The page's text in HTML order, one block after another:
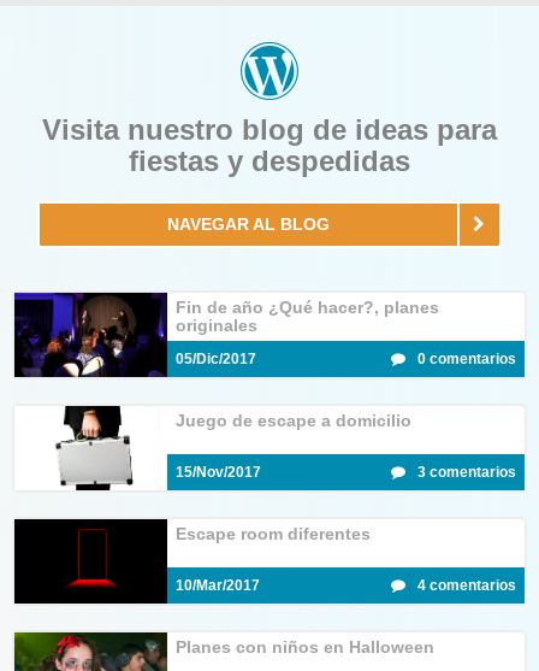
Visita nuestro blog de ideas para
fiestas y despedidas
NAVEGAR AL BLOG
Fin de año ¿Qué hacer?, planes
originales
05/Dic/2017 0 comentarios
Juego de escape a domicilio
15/Nov/2017 3 comentarios
Escape room diferentes
10/Mar/2017 4 comentarios
Planes con niños en Halloween